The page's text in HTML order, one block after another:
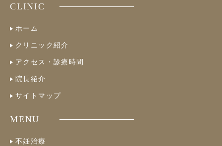
CLINIC
ホーム
クリニック紹介
アクセス・診療時間
院長紹介
サイトマップ
MENU
不妊治療